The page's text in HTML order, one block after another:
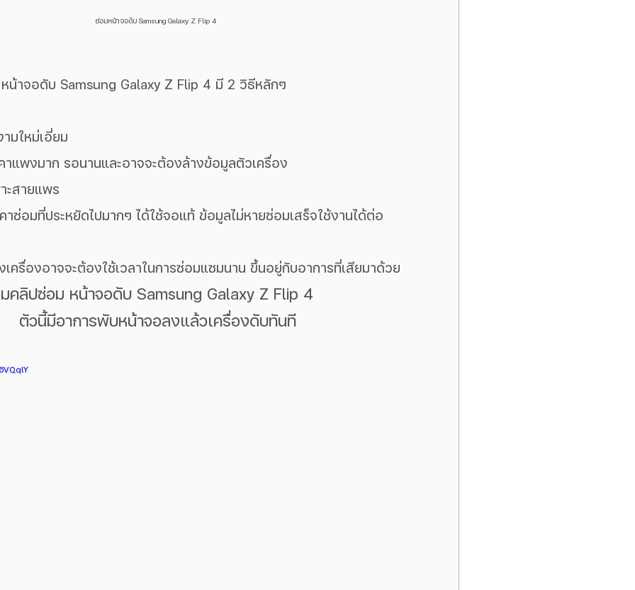
ซ่อมหน้าจอดับ Samsung Galaxy Z Flip 4
น้าจอดับ Samsung Galaxy Z Flip 4 มี 2 วิธีหลักๆ
มใหม่เอี่ยม
าแพงมาก รอนานและอาจจะต้องล้างข้อมูลตัวเครื่อง
ะสายแพร
าซ่อมที่ประหยัดไปมากๆ ได้ใช้จอแท้ ข้อมูลไม่หายซ่อมเสร็จใช้งานได้ต่อ
เครื่องอาจจะต้องใช้เวลาในการซ่อมแซมนาน ขึ้นอยู่กับอาการที่เสียมาด้วย
คลิปซ่อม หน้าจอดับ Samsung Galaxy Z Flip 4
ตัวนี้มีอาการพับหน้าจอลงแล้วเครื่องดับทันที